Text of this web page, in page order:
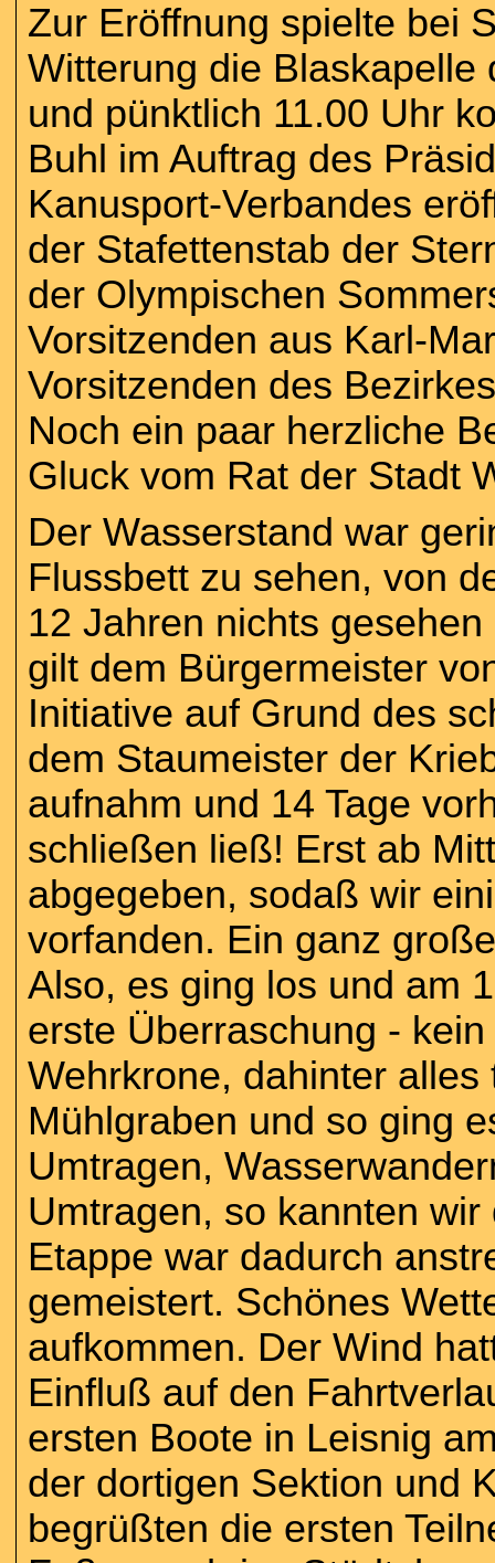
Zur Eröffnung spielte bei
Witterung die Blaskapelle
und pünktlich 11.00 Uhr
Buhl im Auftrag des
Kanusport-Verbandes
der Stafettenstab der
der Olympischen
Vorsitzenden aus Karl-
Vorsitzenden des
Noch ein paar herzliche
Gluck vom Rat der Stadt
Der Wasserstand war
Flussbett zu sehen, von
12 Jahren nichts
gilt dem Bürgermeister
Initiative auf Grund des
dem Staumeister der
aufnahm und 14 Tage
schließen ließ! Erst ab
abgegeben, sodaß wir
vorfanden. Ein ganz
Also, es ging los und am
erste Überraschung -
Wehrkrone, dahinter
Mühlgraben und so ging
Umtragen,
Umtragen, so kannten
Etappe war dadurch
gemeistert. Schönes
aufkommen. Der Wind
Einfluß auf den
ersten Boote in Leisnig
der dortigen Sektion und
begrüßten die ersten